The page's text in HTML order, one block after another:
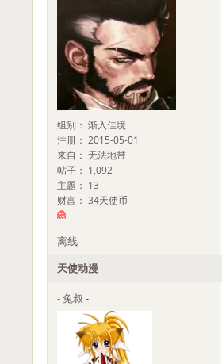
组别： 渐入佳境
注册： 2015-05-01
来自： 无法地带
帖子： 1,092
主题： 13
财富： 34天使币
离线
天使动漫
- 兔叔 -